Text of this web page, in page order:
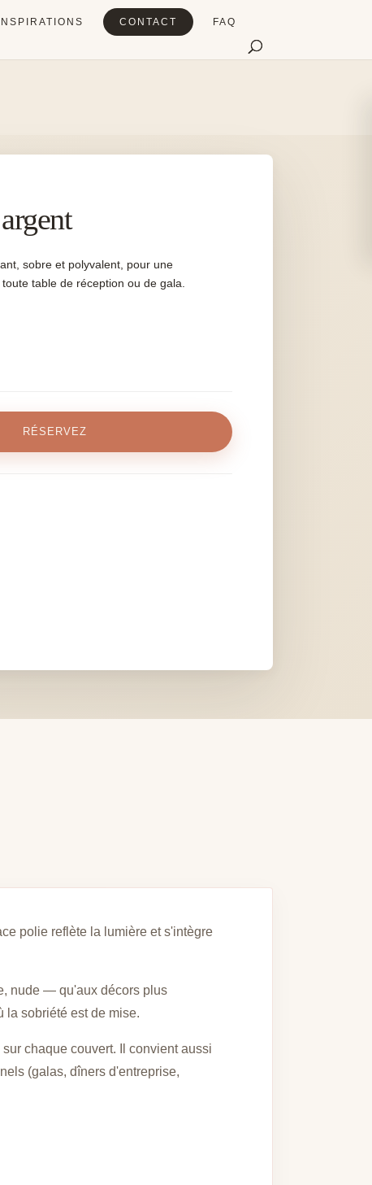
INSPIRATIONS CONTACT FAQ
sobre et polyvalent, pour une
table de réception ou de gala.
RÉSERVEZ
polie reflète la lumière et s'intègre
nude — qu'aux décors plus
la sobriété est de mise.
chaque couvert. Il convient aussi
(galas, dîners d'entreprise,